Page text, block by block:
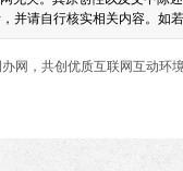
并请自行核实相关内容。
办网，共创优质互联网互动